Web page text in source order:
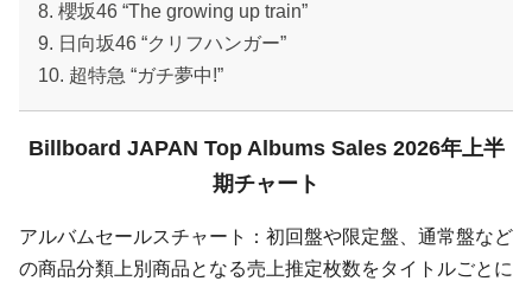
8. 櫻坂46 “The growing up train”
9. 日向坂46 “クリフハンガー”
10. 超特急 “ガチ夢中!”
Billboard JAPAN Top Albums Sales 2026年上半
期チャート
アルバムセールスチャート：初回盤や限定盤、通常盤など
の商品分類上別商品となる売上推定枚数をタイトルごとに